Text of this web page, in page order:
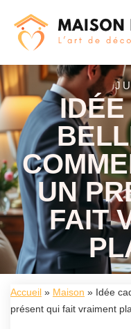
UN
FAIT
Accueil » Maison » Idée
présent qui fait vraiment